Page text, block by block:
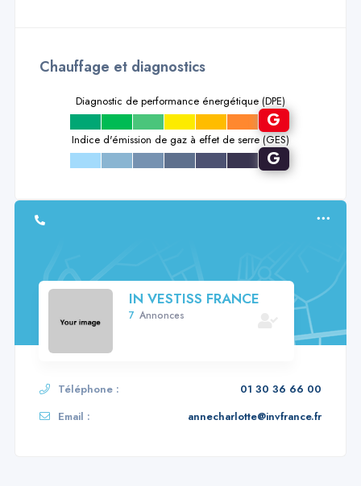
Chauffage et diagnostics
Diagnostic de performance énergétique (DPE)
G
Indice d'émission de gaz à effet de serre (GES)
G
IN VESTISS FRANCE
7 Annonces
Téléphone :
01 30 36 66 00
Email :
annecharlotte@invfrance.fr